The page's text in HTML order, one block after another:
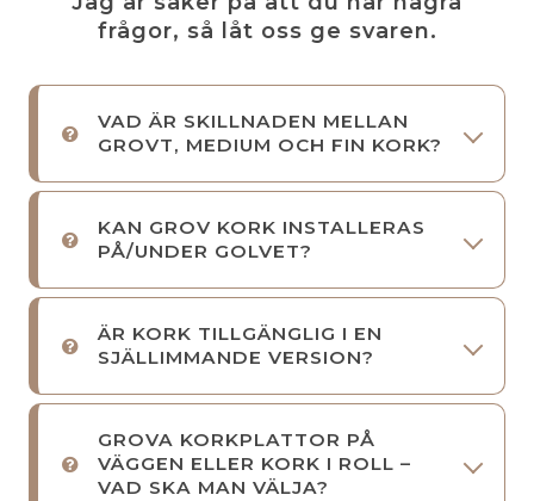
frågor, så låt oss ge svaren.
VAD ÄR SKILLNADEN MELLAN
GROVT, MEDIUM OCH FIN KORK?
KAN GROV KORK INSTALLERAS
PÅ/UNDER GOLVET?
ÄR KORK TILLGÄNGLIG I EN
SJÄLLIMMANDE VERSION?
GROVA KORKPLATTOR PÅ
VÄGGEN ELLER KORK I ROLL –
VAD SKA MAN VÄLJA?